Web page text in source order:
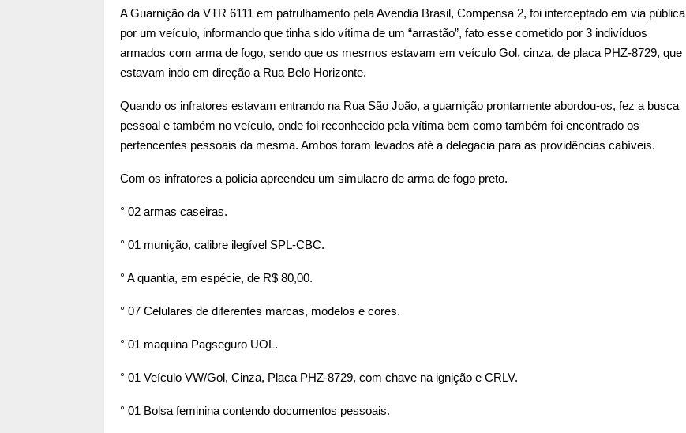
A Guarnição da VTR 6111 em patrulhamento pela Avendia Brasil, Compensa 2, foi interceptado em via pública
por um veículo, informando que tinha sido vítima de um “arrastão”, fato esse cometido por 3 indivíduos
armados com arma de fogo, sendo que os mesmos estavam em veículo Gol, cinza, de placa PHZ-8729, que
estavam indo em direção a Rua Belo Horizonte.
Quando os infratores estavam entrando na Rua São João, a guarnição prontamente abordou-os, fez a busca
pessoal e também no veículo, onde foi reconhecido pela vítima bem como também foi encontrado os
pertencentes pessoais da mesma. Ambos foram levados até a delegacia para as providências cabíveis.
Com os infratores a policia apreendeu um simulacro de arma de fogo preto.
° 02 armas caseiras.
° 01 munição, calibre ilegível SPL-CBC.
° A quantia, em espécie, de R$ 80,00.
° 07 Celulares de diferentes marcas, modelos e cores.
° 01 maquina Pagseguro UOL.
° 01 Veículo VW/Gol, Cinza, Placa PHZ-8729, com chave na ignição e CRLV.
° 01 Bolsa feminina contendo documentos pessoais.